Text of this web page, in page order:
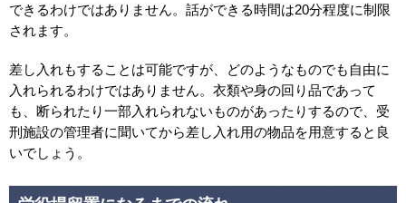
できるわけではありません。話ができる時間は20分程度に制限
されます。
差し入れもすることは可能ですが、どのようなものでも自由に
入れられるわけではありません。衣類や身の回り品であって
も、断られたり一部入れられないものがあったりするので、受
刑施設の管理者に聞いてから差し入れ用の物品を用意すると良
いでしょう。